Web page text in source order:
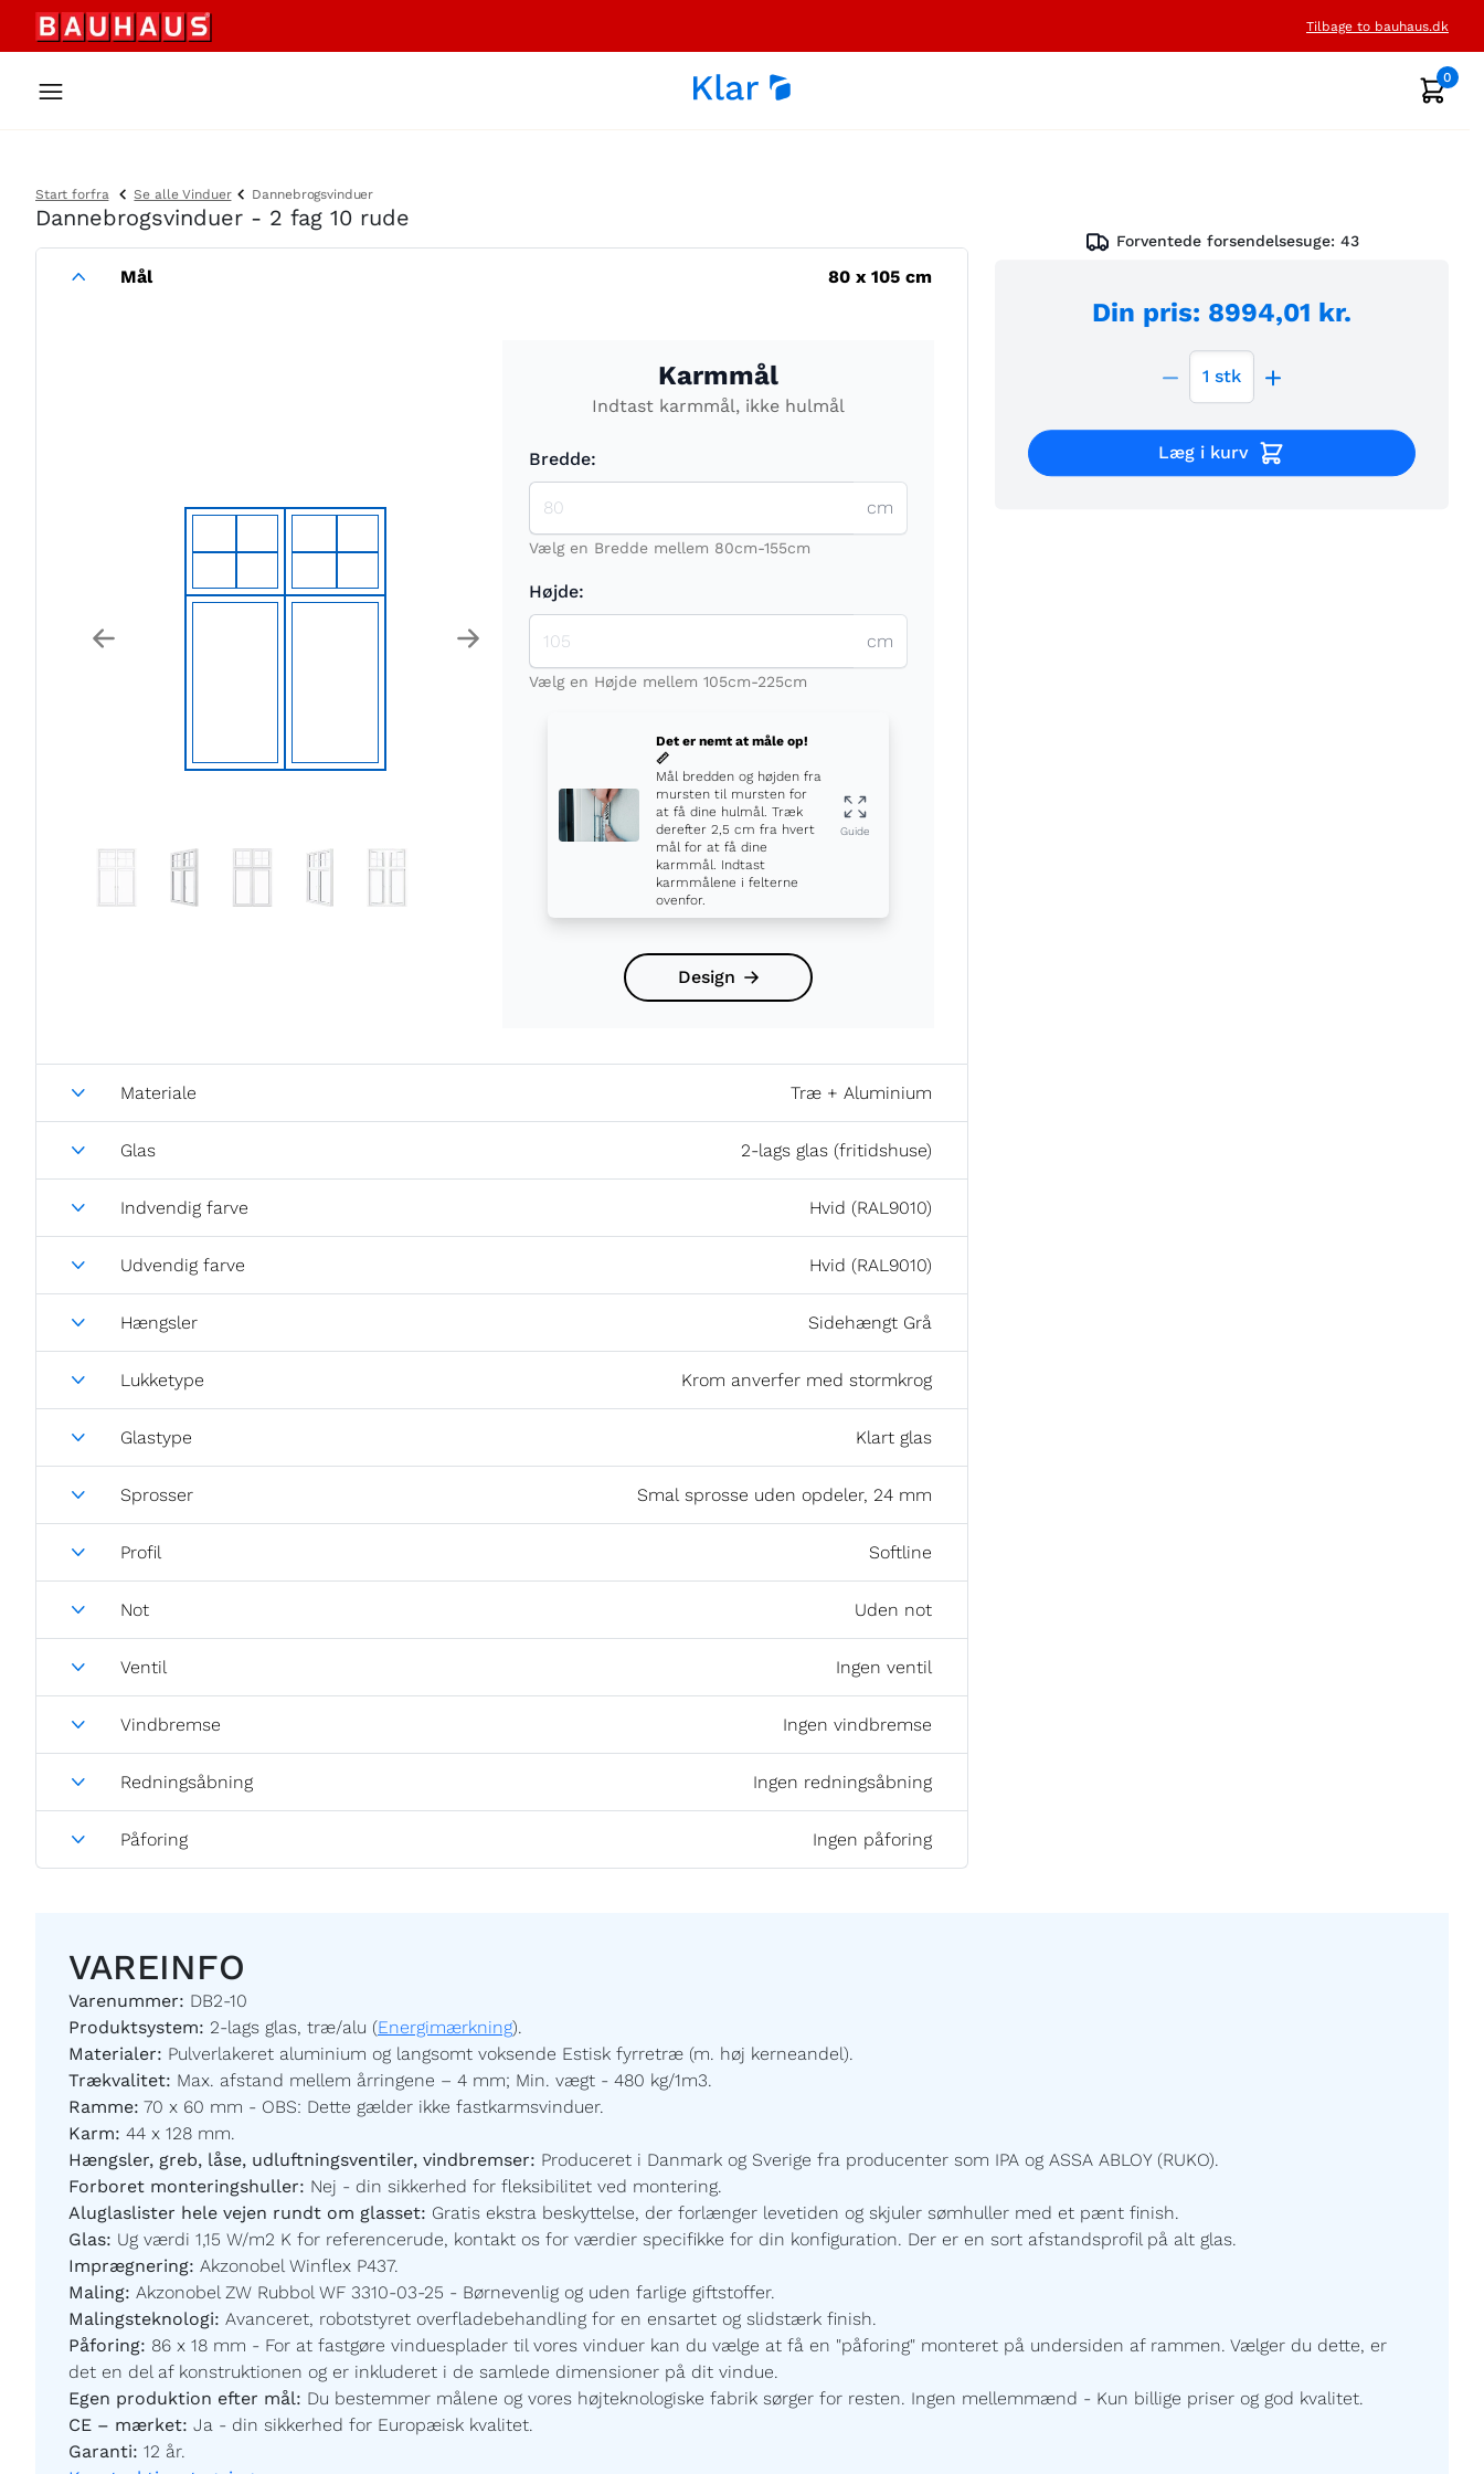
Tilbage to bauhaus.dk
0
Start forfra Se alle Vinduer Dannebrogsvinduer
Dannebrogsvinduer - 2 fag 10 rude
Mål 80 x105 cm
Previous Next
Karmmål
Indtast karmmål, ikke hulmål
Bredde:
cm
Vælg en Bredde mellem 80cm-155cm
Højde:
cm
Vælg en Højde mellem 105cm-225cm
Det er nemt at måle op!
📏
Mål bredden og højden fra
mursten til mursten for
at få dine hulmål. Træk
derefter 2,5 cm fra hvert
mål for at få dine
karmmål. Indtast
karmmålene i felterne
ovenfor.
Guide
Design
Materiale Træ + Aluminium
Glas 2-lags glas (fritidshuse)
Indvendig farve Hvid (RAL9010)
Udvendig farve Hvid (RAL9010)
Hængsler Sidehængt Grå
Lukketype Krom anverfer med stormkrog
Glastype Klart glas
Sprosser Smal sprosse uden opdeler, 24 mm
Profil Softline
Not Uden not
Ventil Ingen ventil
Vindbremse Ingen vindbremse
Redningsåbning Ingen redningsåbning
Påforing Ingen påforing
Forventede forsendelsesuge: 43
Din pris: 8994,01 kr.
1 stk
Læg i kurv
VAREINFO
Varenummer: DB2-10
Produktsystem: 2-lags glas, træ/alu (Energimærkning).
Materialer: Pulverlakeret aluminium og langsomt voksende Estisk fyrretræ (m. høj kerneandel).
Trækvalitet: Max. afstand mellem årringene – 4 mm; Min. vægt - 480 kg/1m3.
Ramme: 70 x 60 mm - OBS: Dette gælder ikke fastkarmsvinduer.
Karm: 44 x 128 mm.
Hængsler, greb, låse, udluftningsventiler, vindbremser: Produceret i Danmark og Sverige fra producenter som IPA og ASSA ABLOY (RUKO).
Forboret monteringshuller: Nej - din sikkerhed for fleksibilitet ved montering.
Aluglaslister hele vejen rundt om glasset: Gratis ekstra beskyttelse, der forlænger levetiden og skjuler sømhuller med et pænt finish.
Glas: Ug værdi 1,15 W/m2 K for referencerude, kontakt os for værdier specifikke for din konfiguration. Der er en sort afstandsprofil på alt glas.
Imprægnering: Akzonobel Winflex P437.
Maling: Akzonobel ZW Rubbol WF 3310-03-25 - Børnevenlig og uden farlige giftstoffer.
Malingsteknologi: Avanceret, robotstyret overfladebehandling for en ensartet og slidstærk finish.
Påforing: 86 x 18 mm - For at fastgøre vinduesplader til vores vinduer kan du vælge at få en "påforing" monteret på undersiden af rammen. Vælger du dette, er
det en del af konstruktionen og er inkluderet i de samlede dimensioner på dit vindue.
Egen produktion efter mål: Du bestemmer målene og vores højteknologiske fabrik sørger for resten. Ingen mellemmænd - Kun billige priser og god kvalitet.
CE – mærket: Ja - din sikkerhed for Europæisk kvalitet.
Garanti: 12 år.